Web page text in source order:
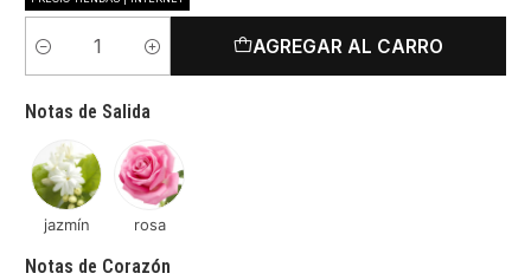
Cantidad
AGREGAR AL CARRO
Notas de Salida
jazmín rosa
Notas de Corazón